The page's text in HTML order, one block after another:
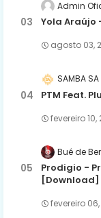
Admin
Yola Araújo
agosto 03,
SAMBA SA
PTM Feat.
fevereiro 10,
Bué de
Prodigio -
[Download]
fevereiro